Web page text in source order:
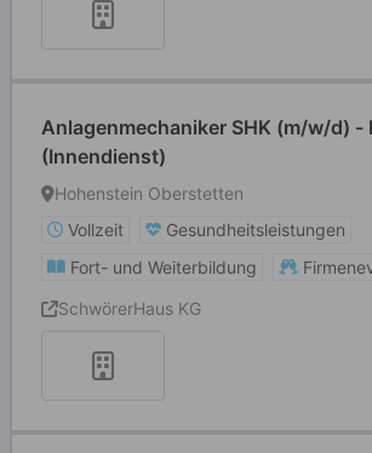
Anlagenmechaniker SHK (m/w/d) -
(Innendienst)
Hohenstein Oberstetten
Vollzeit
Gesundheitsleistungen
Fort- und Weiterbildung
SchwörerHaus KG